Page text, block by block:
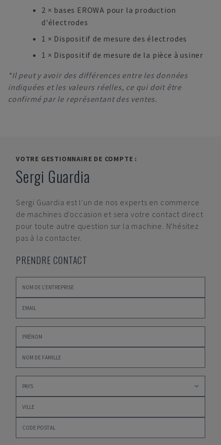
2 × bases EROWA pour la production
d'électrodes
1 × Dispositif de mesure des électrodes
1 × Dispositif de mesure de la pièce à usiner
*Il peut y avoir des différences entre les données
indiquées et les valeurs réelles, ce qui doit être
confirmé par le représentant des ventes.
VOTRE GESTIONNAIRE DE COMPTE :
Sergi Guardia
Sergi Guardia est l'un de nos experts en commerce
de machines d'occasion et sera votre contact direct
pour toute autre question sur la machine. N'hésitez
pas à la contacter.
PRENDRE CONTACT